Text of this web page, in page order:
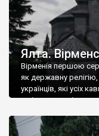
Ялта.
Вірменія першою
як державну
українців, які усіх
є відданими